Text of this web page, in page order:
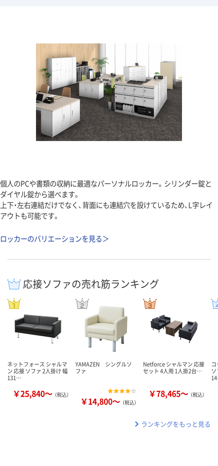
個人のPCや書類の収納に最適なパーソナルロッカー。シリンダー錠と
ダイヤル錠から選べます。
上下・左右連結だけでなく、背面にも連結穴を設けているため、L字レイ
アウトも可能です。
ロッカーのバリエーションを見る＞
応接ソファの売れ筋ランキング
ネットフォース シャルマ
ン 応接 ソファ 2人掛け 幅
131…
￥25,840～ （税込）
YAMAZEN シングルソ
ファ
￥14,800～ （税込）
Netforce シャルマン 応接
セット 4人用 1人掛2台…
￥78,465～ （税込）
ランキングをもっと見る